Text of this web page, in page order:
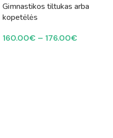
Gimnastikos tiltukas arba
kopetėlės
160.00€ – 176.00€